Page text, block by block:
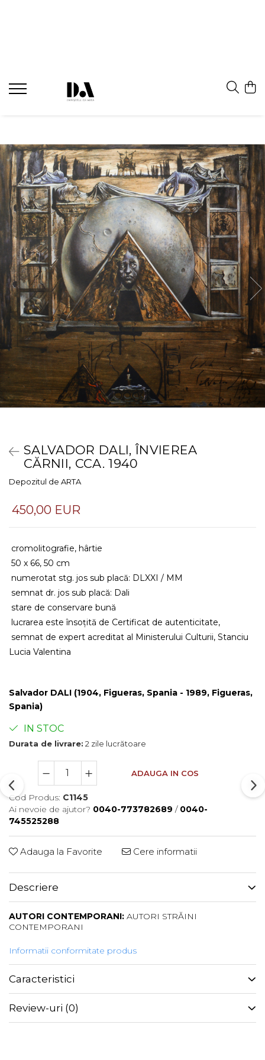
SALVADOR DALI, ÎNVIEREA
CĂRNII, CCA. 1940
Depozitul de ARTA
450,00 EUR
cromolitografie, hârtie
50 x 66, 50 cm
numerotat stg. jos sub placă: DLXXI / MM
semnat dr. jos sub placă: Dali
stare de conservare bună
lucrarea este însoțită de Certificat de autenticitate,
semnat de expert acreditat al Ministerului Culturii, Stanciu
Lucia Valentina
Salvador DALI (1904, Figueras, Spania - 1989, Figueras,
Spania)
IN STOC
Durata de livrare: 2 zile lucrătoare
ADAUGA IN COS
Cod Produs: C1145
Ai nevoie de ajutor? 0040-773782689 / 0040-
745525288
Adauga la Favorite Cere informatii
Descriere
AUTORI CONTEMPORANI: AUTORI STRĂINI
CONTEMPORANI
Informatii conformitate produs
Caracteristici
Review-uri (0)